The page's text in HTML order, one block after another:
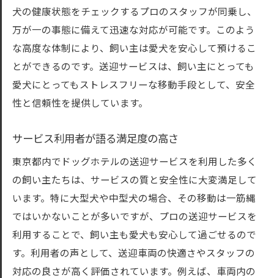
犬の健康状態をチェックするプロのスタッフが同乗し、
万が一の事態に備えて迅速な対応が可能です。このよう
な高度な体制により、飼い主は愛犬を安心して預けるこ
とができるのです。送迎サービスは、飼い主にとっても
愛犬にとってもストレスフリーな移動手段として、安全
性と信頼性を提供しています。
サービス利用者が語る満足度の高さ
東京都内でドッグホテルの送迎サービスを利用した多く
の飼い主たちは、サービスの質と安全性に大変満足して
います。特に大型犬や中型犬の場合、その移動は一筋縄
ではいかないことが多いですが、プロの送迎サービスを
利用することで、飼い主も愛犬も安心して過ごせるので
す。利用者の声として、送迎車両の快適さやスタッフの
対応の良さが高く評価されています。例えば、車両内の